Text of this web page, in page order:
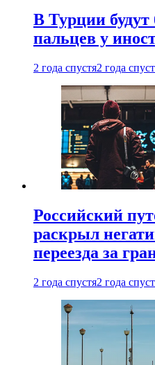
В Турции будут
пальцев у
2 года спустя2 года
Российский
раскрыл
переезда за
2 года спустя2 года